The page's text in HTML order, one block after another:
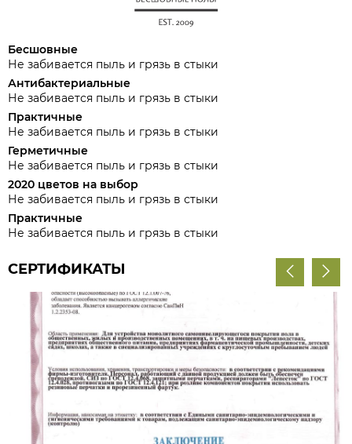
Бесшовные
Не забивается пыль и грязь в стыки
Антибактериальные
Не забивается пыль и грязь в стыки
Практичные
Не забивается пыль и грязь в стыки
Герметичные
Не забивается пыль и грязь в стыки
2020 цветов на выбор
Не забивается пыль и грязь в стыки
Практичные
Не забивается пыль и грязь в стыки
СЕРТИФИКАТЫ